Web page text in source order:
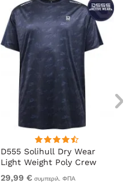
D555 Solihull Dry Wear
Light Weight Poly Crew
Neck T-Shirt Navy
29,99 € συμπεριλ. ΦΠΑ